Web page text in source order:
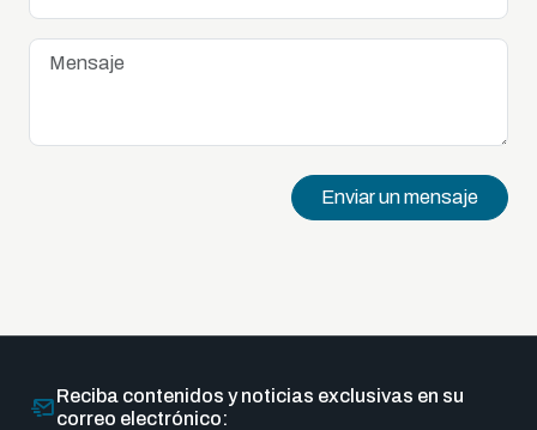
Enviar un mensaje
Reciba contenidos y noticias exclusivas en su
correo electrónico: